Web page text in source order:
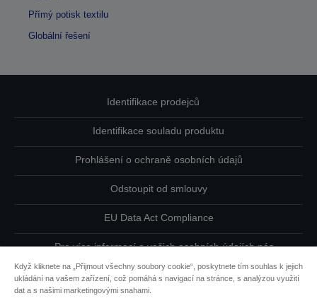
Přímý potisk textilu
Globální řešení
Identifikace prodejců
Identifikace souladu produktu
Prohlášení o ochraně osobních údajů
Odstoupit od smlouvy
EU Data Act Compliance
Pro více informací o vašich osobních údajích nás
kontaktujte
Informace o souborech cookie
Když kliknete na „Přijmout všechny soubory cookie“, poskytnete tím souhlas k jejich
ukládání na vašem zařízení, což pomáhá s navigací na stránce, s analýzou využití
dat a s našimi marketingovými snahami.